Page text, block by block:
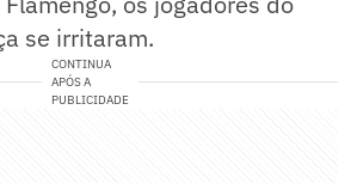
se irritaram.
CONTINUA
APÓS A
PUBLICIDADE